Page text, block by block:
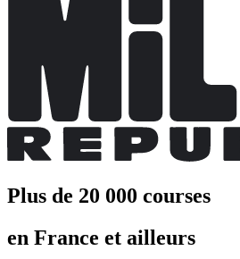
Plus de 20 000 courses
en France et ailleurs